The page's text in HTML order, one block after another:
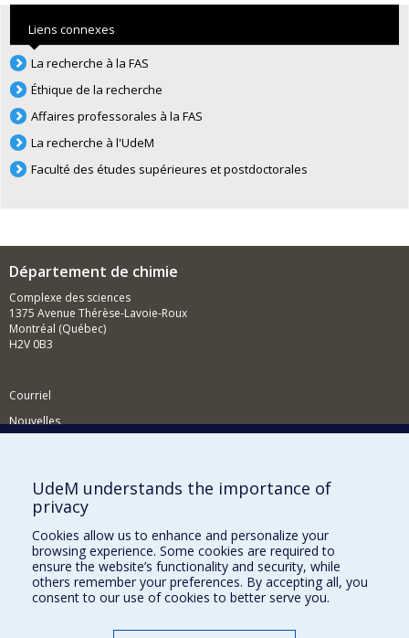
Liens connexes
La recherche à la FAS
Éthique de la recherche
Affaires professorales à la FAS
La recherche à l'UdeM
Faculté des études supérieures et postdoctorales
Département de chimie
Complexe des sciences
1375 Avenue Thérèse-Lavoie-Roux
Montréal (Québec)
H2V 0B3
Courriel
Nouvelles
Comment soutenir le Département?
BESOIN D'AIDE?
Plan du site
Signaler une erreur
Accessibilité
UdeM understands the importance of
privacy
Cookies allow us to enhance and personalize your
browsing experience. Some cookies are required to
ensure the website’s functionality and security, while
others remember your preferences. By accepting all, you
consent to our use of cookies to better serve you.